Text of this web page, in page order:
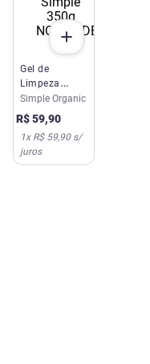
NOVIDADE
Gel de
Limpeza
Suave Simple
350g
Simple Organic
R$59,90
1x R$ 59,90s/
juros